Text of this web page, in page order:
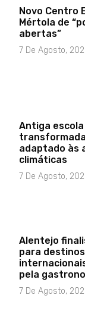
Novo Centro
Mértola de
abertas”
7 De Agosto,
Antiga escola
adaptado às
climáticas
7 De Agosto,
Alentejo
para destinos
pela
7 De Agosto,